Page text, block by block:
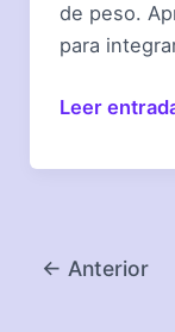
de peso.
para
¿Puedes
tamales
peso?
Leer
← Anterior